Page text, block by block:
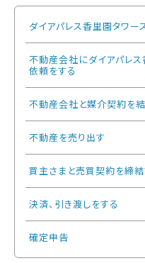
ダイアパレス香里園タワー
不動産会社にダイアパレ
依頼をする
不動産会社と媒介契約を
不動産を売り出す
買主さまと売買契約を締結
決済、引き渡しをする
確定申告